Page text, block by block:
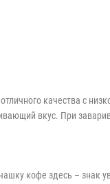
качества с
вкус. При
кофе здесь – знак